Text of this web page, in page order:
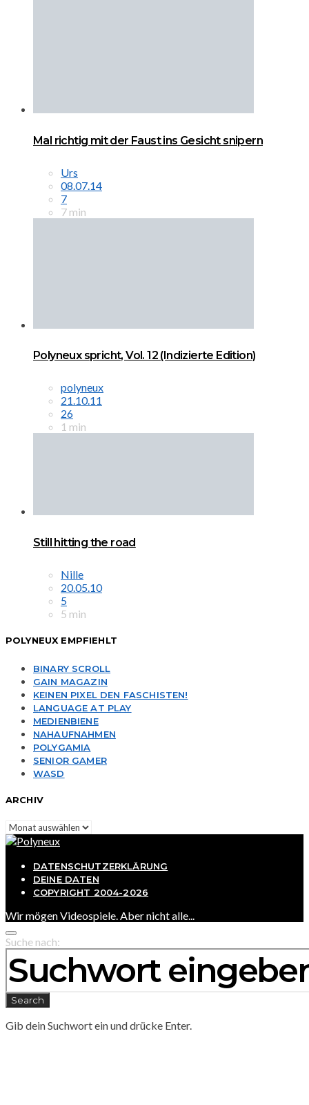
Mal richtig mit der Faust ins Gesicht snipern
Urs
08.07.14
7
7 min
Polyneux spricht, Vol. 12 (Indizierte Edition)
polyneux
21.10.11
26
1 min
Still hitting the road
Nille
20.05.10
5
5 min
POLYNEUX EMPFIEHLT
BINARY SCROLL
GAIN MAGAZIN
KEINEN PIXEL DEN FASCHISTEN!
LANGUAGE AT PLAY
MEDIENBIENE
NAHAUFNAHMEN
POLYGAMIA
SENIOR GAMER
WASD
ARCHIV
Archiv
DATENSCHUTZERKLÄRUNG
DEINE DATEN
COPYRIGHT 2004-2026
Wir mögen Videospiele. Aber nicht alle...
Suche nach:
Search
Gib dein Suchwort ein und drücke Enter.